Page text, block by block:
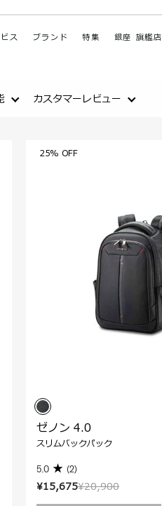
ス ブランド 特集 銀座 旗艦店
カスタマーレビュー
¥20,900
¥15,675
25% OFF
ゼノン 4.0
スリムバックパック
5.0 (2)